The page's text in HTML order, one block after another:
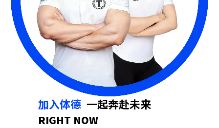
加入体德 ⼀起奔赴未来
RIGHT NOW